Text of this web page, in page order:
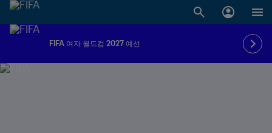
FIFA 여자 월드컵 2027 예선